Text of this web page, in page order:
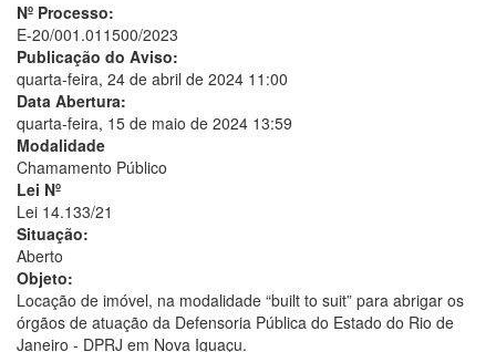
Nº Processo:
E-20/001.011500/2023
Publicação do Aviso:
quarta-feira, 24 de abril de 2024 11:00
Data Abertura:
quarta-feira, 15 de maio de 2024 13:59
Modalidade
Chamamento Público
Lei Nº
Lei 14.133/21
Situação:
Aberto
Objeto:
Locação de imóvel, na modalidade “built to suit” para abrigar os
órgãos de atuação da Defensoria Pública do Estado do Rio de
Janeiro - DPRJ em Nova Iguaçu.